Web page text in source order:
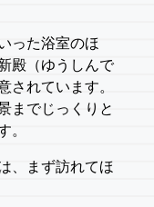
った浴室のほ
殿（ゆうしんで
されています。
までじっくりと
。
、まず訪れてほ